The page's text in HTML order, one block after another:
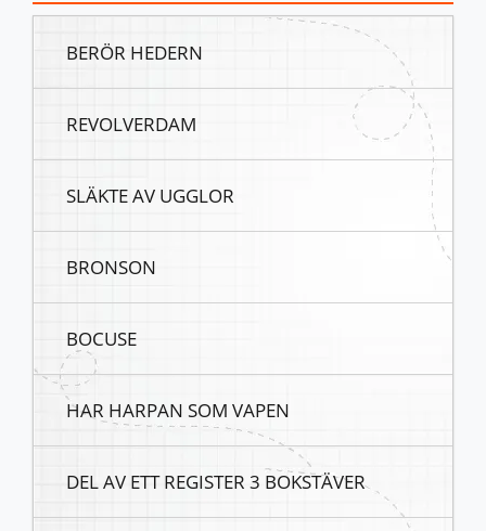
BERÖR HEDERN
REVOLVERDAM
SLÄKTE AV UGGLOR
BRONSON
BOCUSE
HAR HARPAN SOM VAPEN
DEL AV ETT REGISTER 3 BOKSTÄVER